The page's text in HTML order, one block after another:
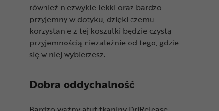
również niezwykle lekki oraz bardzo
przyjemny w dotyku, dzięki czemu
korzystanie z tej koszulki będzie czystą
przyjemnością niezależnie od tego, gdzie
się w niej wybierzesz.
Dobra oddychalność